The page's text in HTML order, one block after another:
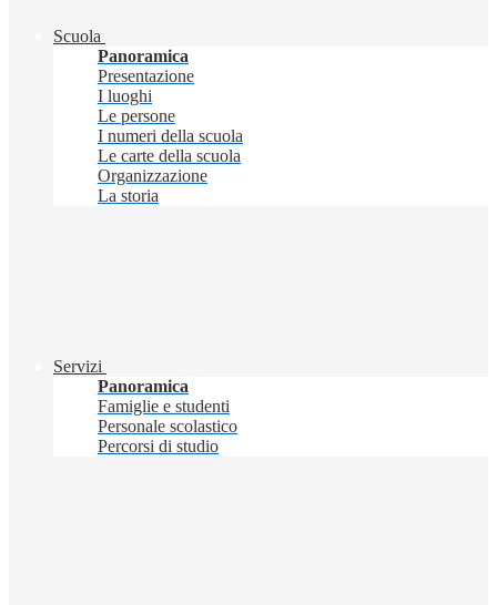
Scuola
Panoramica
Presentazione
I luoghi
Le persone
I numeri della scuola
Le carte della scuola
Organizzazione
La storia
Servizi
Panoramica
Famiglie e studenti
Personale scolastico
Percorsi di studio